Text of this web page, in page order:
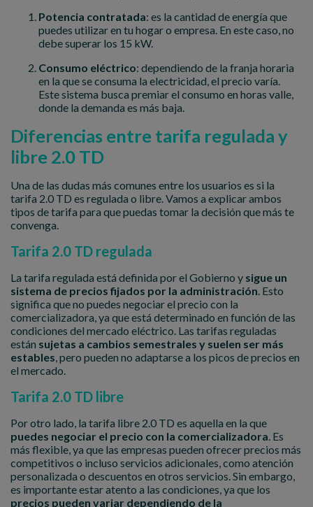
Potencia contratada: es la cantidad de energía que
puedes utilizar en tu hogar o empresa. En este caso, no
debe superar los 15 kW.
Consumo eléctrico: dependiendo de la franja horaria
en la que se consuma la electricidad, el precio varía.
Este sistema busca premiar el consumo en horas valle,
donde la demanda es más baja.
Diferencias entre tarifa regulada y
libre 2.0 TD
Una de las dudas más comunes entre los usuarios es si la
tarifa 2.0 TD es regulada o libre. Vamos a explicar ambos
tipos de tarifa para que puedas tomar la decisión que más te
convenga.
Tarifa 2.0 TD regulada
La tarifa regulada está definida por el Gobierno y sigue un
sistema de precios fijados por la administración . Esto
significa que no puedes negociar el precio con la
comercializadora, ya que está determinado en función de las
condiciones del mercado eléctrico. Las tarifas reguladas
están sujetas a cambios semestrales y suelen ser más
estables , pero pueden no adaptarse a los picos de precios en
el mercado.
Tarifa 2.0 TD libre
Por otro lado, la tarifa libre 2.0 TD es aquella en la que
puedes negociar el precio con la comercializadora . Es
más flexible, ya que las empresas pueden ofrecer precios más
competitivos o incluso servicios adicionales, como atención
personalizada o descuentos en otros servicios. Sin embargo,
es importante estar atento a las condiciones, ya que los
precios pueden variar dependiendo de la